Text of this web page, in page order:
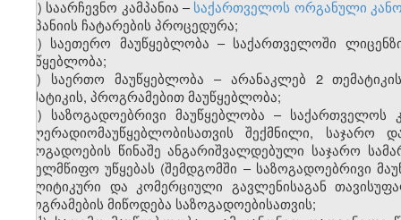
ჭ) საარჩევნო კამპანია – საქართველოს ორგანული
კამპანიის ჩატარების პროცედურა;
ხ) საეთერო მაუწყებლობა – საქართველოში
მაუწყებლობა;
ჯ) საერთო მაუწყებლობა – არანაკლებ 2
თემატიკის, პროგრამებით მაუწყებლობა;
ჰ) საზოგადოებრივი მაუწყებლობა – საქართველოს
ტელერადიომაუწყებლობისათვის შექმნილი, საჯარო
საზოგადოების წინაშე ანგარიშვალდებული საჯარო
სახელმწიფო უწყებას (შემდგომში – საზოგადოებრივი
პოლიტიკური და კომერციული გავლენისაგან
პროგრამების მიწოდება საზოგადოებისათვის;